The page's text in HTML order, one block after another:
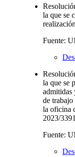
la que se
Fuente:
la que se
admitidas
de
la oficina
2023/
Fuente: